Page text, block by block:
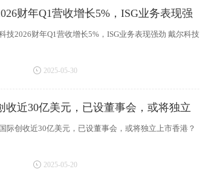
财年Q1营收增长5%，ISG业务表现强
技2026财年Q1营收增长5%，ISG业务表现强劲 戴尔科技
2025-05-30
收近30亿美元，已设董事会，或将独立
际创收近30亿美元，已设董事会，或将独立上市香港？
2025-05-20